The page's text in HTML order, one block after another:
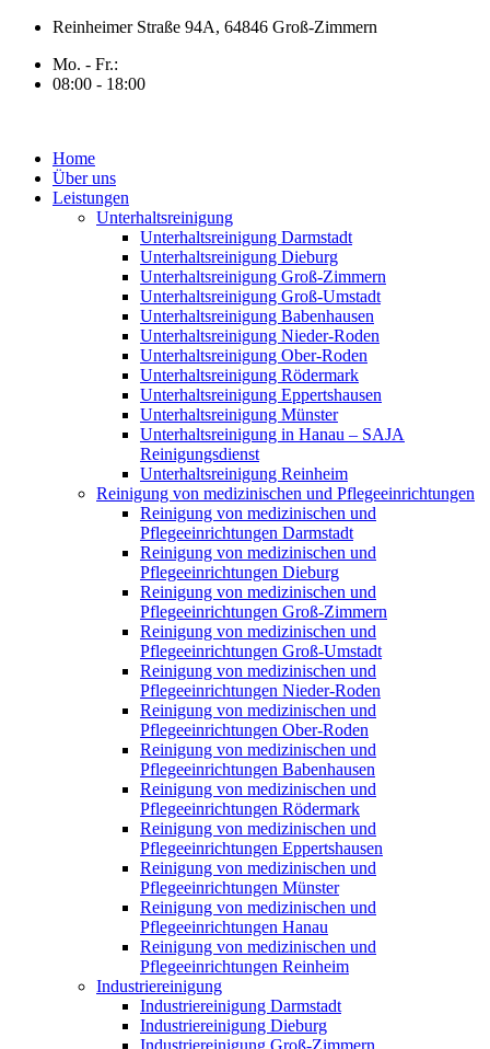
Zum
springen
Reinheimer Straße 94A, 64846 Groß-Zimmern
Mo. - Fr.:
08:00 - 18:00
Home
Über uns
Leistungen
Unterhaltsreinigung
Unterhaltsreinigung Darmstadt
Unterhaltsreinigung Dieburg
Unterhaltsreinigung Groß-Zimmern
Unterhaltsreinigung Groß-Umstadt
Unterhaltsreinigung Babenhausen
Unterhaltsreinigung Nieder-Roden
Unterhaltsreinigung Ober-Roden
Unterhaltsreinigung Rödermark
Unterhaltsreinigung Eppertshausen
Unterhaltsreinigung Münster
Unterhaltsreinigung in Hanau – SAJA
Reinigungsdienst
Unterhaltsreinigung Reinheim
Reinigung von medizinischen und Pflegeeinrichtungen
Reinigung von medizinischen und
Pflegeeinrichtungen Darmstadt
Reinigung von medizinischen und
Pflegeeinrichtungen Dieburg
Reinigung von medizinischen und
Pflegeeinrichtungen Groß-Zimmern
Reinigung von medizinischen und
Pflegeeinrichtungen Groß-Umstadt
Reinigung von medizinischen und
Pflegeeinrichtungen Nieder-Roden
Reinigung von medizinischen und
Pflegeeinrichtungen Ober-Roden
Reinigung von medizinischen und
Pflegeeinrichtungen Babenhausen
Reinigung von medizinischen und
Pflegeeinrichtungen Rödermark
Reinigung von medizinischen und
Pflegeeinrichtungen Eppertshausen
Reinigung von medizinischen und
Pflegeeinrichtungen Münster
Reinigung von medizinischen und
Pflegeeinrichtungen Hanau
Reinigung von medizinischen und
Pflegeeinrichtungen Reinheim
Industriereinigung
Industriereinigung Darmstadt
Industriereinigung Dieburg
Industriereinigung Groß-Zimmern